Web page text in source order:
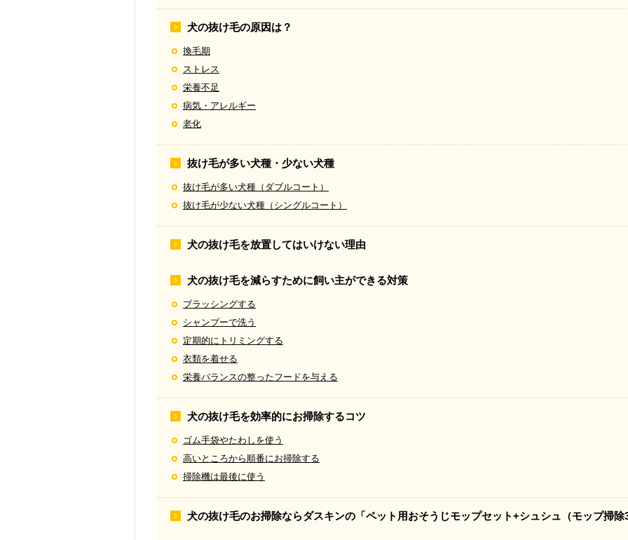
犬の抜け毛の原因は？
換毛期
ストレス
栄養不足
病気・アレルギー
老化
抜け毛が多い犬種・少ない犬種
抜け毛が多い犬種（ダブルコート）
抜け毛が少ない犬種（シングルコート）
犬の抜け毛を放置してはいけない理由
犬の抜け毛を減らすために飼い主ができる対策
ブラッシングする
シャンプーで洗う
定期的にトリミングする
衣類を着せる
栄養バランスの整ったフードを与える
犬の抜け毛を効率的にお掃除するコツ
ゴム手袋やたわしを使う
高いところから順番にお掃除する
掃除機は最後に使う
犬の抜け毛のお掃除ならダスキンの「ペット用おそうじモップセット+シュシュ（モップ掃除